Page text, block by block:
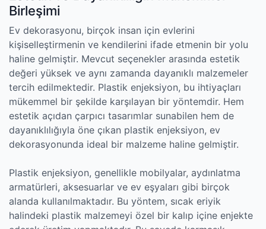
Birleşimi
Ev dekorasyonu, birçok insan için evlerini
kişiselleştirmenin ve kendilerini ifade etmenin bir yolu
haline gelmiştir. Mevcut seçenekler arasında estetik
değeri yüksek ve aynı zamanda dayanıklı malzemeler
tercih edilmektedir. Plastik enjeksiyon, bu ihtiyaçları
mükemmel bir şekilde karşılayan bir yöntemdir. Hem
estetik açıdan çarpıcı tasarımlar sunabilen hem de
dayanıklılığıyla öne çıkan plastik enjeksiyon, ev
dekorasyonunda ideal bir malzeme haline gelmiştir.
Plastik enjeksiyon, genellikle mobilyalar, aydınlatma
armatürleri, aksesuarlar ve ev eşyaları gibi birçok
alanda kullanılmaktadır. Bu yöntem, sıcak eriyik
halindeki plastik malzemeyi özel bir kalıp içine enjekte